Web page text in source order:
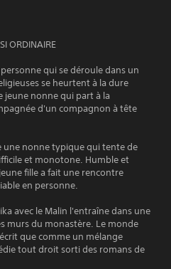
ORDINAIRE
qui se déroule dans un
se heurtent à la dure
jeune nonne qui part à la
d'un compagnon à tête
une nonne typique qui tente de
et monotone. Humble et
fille a fait une rencontre
en personne.
avec le Malin l'entraîne dans une
murs du monastère. Le monde
que comme un mélange
tout droit sorti des romans de